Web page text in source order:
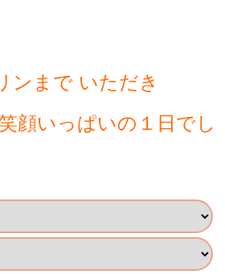
ンまで いただき
顔いっぱいの１日でし